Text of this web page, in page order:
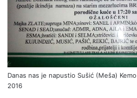
Danas nas je napustio Sušić (Meša) Kemo
2016